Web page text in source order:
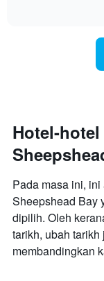
mempunyai
1
paksi
X
memaparkan
hari
dalam
seminggu.
Carta
mempunyai
Hotel-
Pada masa ini,
Sheepshead Bay
dipilih. Oleh
tarikh, ubah
membandingkan